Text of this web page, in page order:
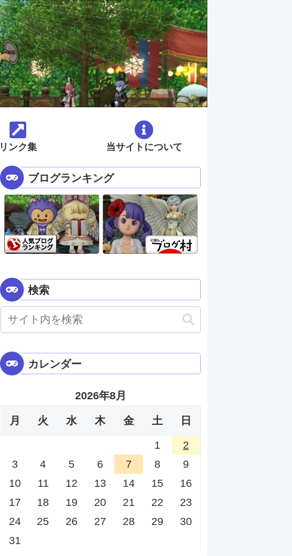
リンク集 当サイトについて
ブログランキング
検索
カレンダー
2026年8月
月 火 水 木 金 土 日
1
2
3
4 5 6 7 8
9
10
11 12 13 14 15
16
17
18 19 20 21 22
23
24
25 26 27 28 29
30
31